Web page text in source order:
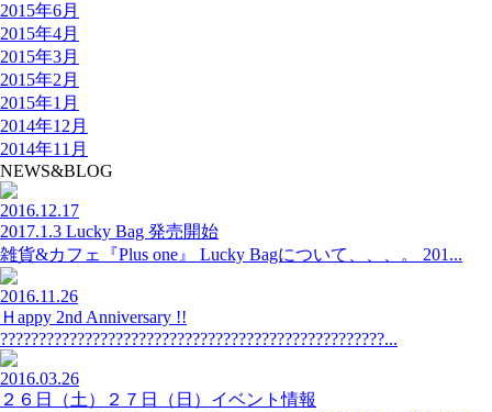
2015年6月
2015年4月
2015年3月
2015年2月
2015年1月
2014年12月
2014年11月
NEWS&BLOG
2016.12.17
2017.1.3 Lucky Bag 発売開始
雑貨&カフェ『Plus one』 Lucky Bagについて、、、。 201...
2016.11.26
Ｈappy 2nd Anniversary !!
??????????????????????????????????????????????????...
2016.03.26
２６日（土）２７日（日）イベント情報